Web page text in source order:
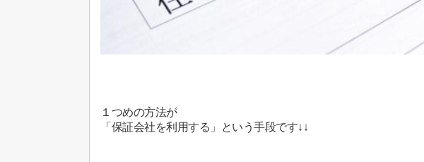
１つめの方法が
「保証会社を利用する」という手段です↓↓